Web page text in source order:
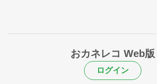
おカネレコ Web版
ログイン